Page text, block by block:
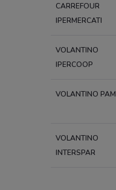
CARREFOUR
IPERMERCATI
VOLANTINO
IPERCOOP
VOLANTINO PAM
VOLANTINO
INTERSPAR